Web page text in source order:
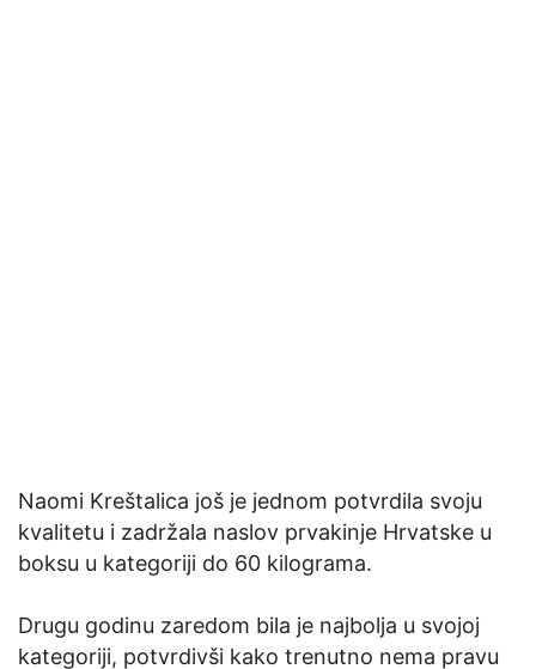
Naomi Kreštalica još je jednom potvrdila svoju
kvalitetu i zadržala naslov prvakinje Hrvatske u
boksu u kategoriji do 60 kilograma.
Drugu godinu zaredom bila je najbolja u svojoj
kategoriji, potvrdivši kako trenutno nema pravu